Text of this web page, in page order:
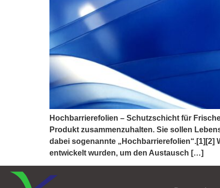
Hochbarrierefolien – Schutzschicht für
Produkt zusammenzuhalten. Sie sollen
dabei sogenannte „Hochbarrierefolien“.[1][2]
entwickelt wurden, um den Austausch […]